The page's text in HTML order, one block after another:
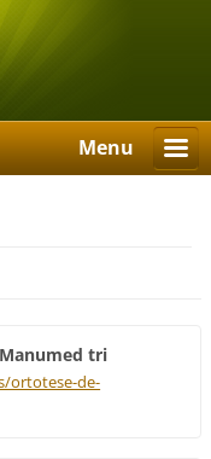
Menu
tri
ortotese-de-